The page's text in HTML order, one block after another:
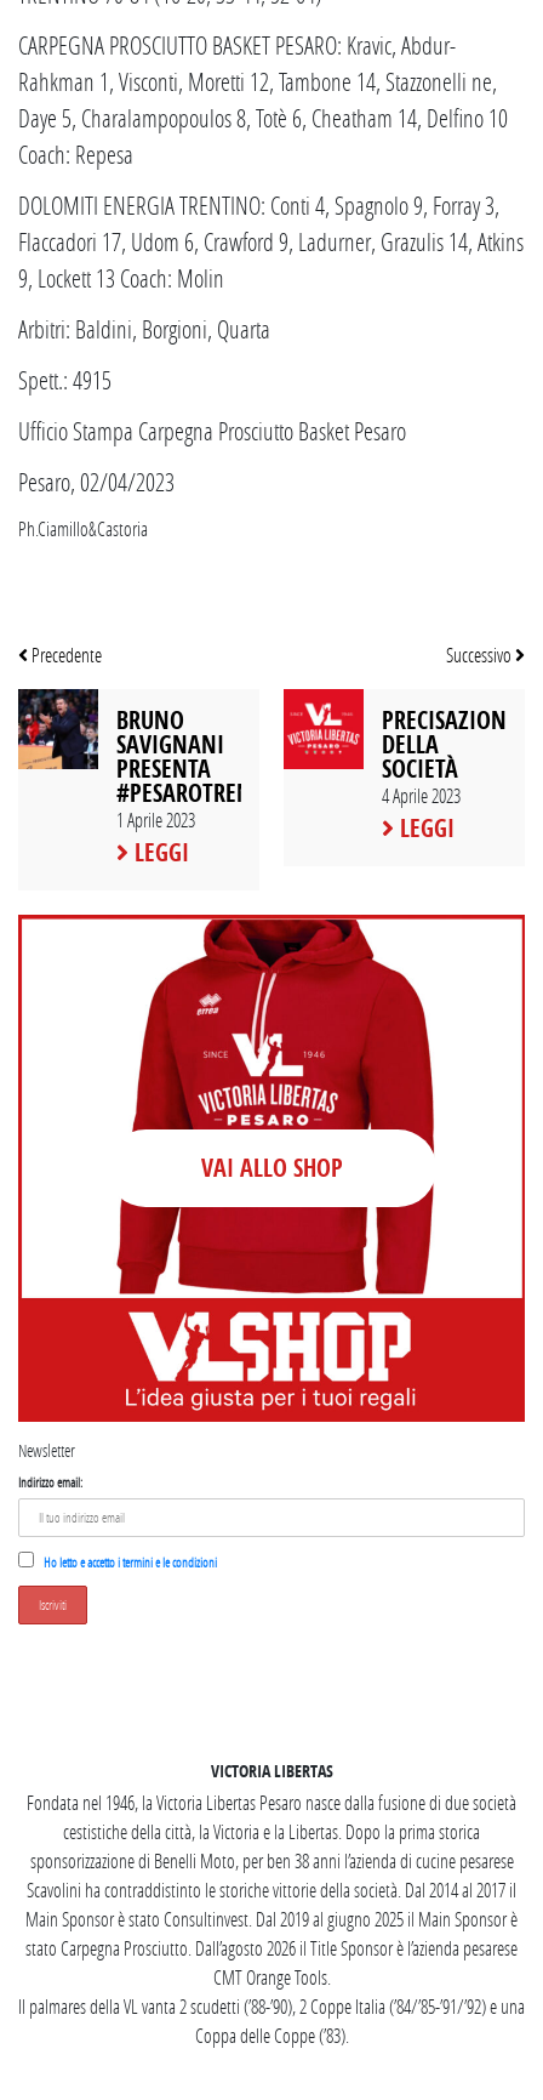
CARPEGNA PROSCIUTTO BASKET PESARO: Kravic, Abdur-
Rahkman 1, Visconti, Moretti 12, Tambone 14, Stazzonelli ne,
Daye 5, Charalampopoulos 8, Totè 6, Cheatham 14, Delfino 10
Coach: Repesa
DOLOMITI ENERGIA TRENTINO: Conti 4, Spagnolo 9, Forray 3,
Flaccadori 17, Udom 6, Crawford 9, Ladurner, Grazulis 14, Atkins
9, Lockett 13 Coach: Molin
Arbitri: Baldini, Borgioni, Quarta
Spett.: 4915
Ufficio Stampa Carpegna Prosciutto Basket Pesaro
Pesaro, 02/04/2023
Ph.Ciamillo&Castoria
Precedente
BRUNO
SAVIGNANI
PRESENTA
#PESAROTRENTO
1 Aprile 2023
LEGGI
Successivo
PRECISAZIONE
DELLA
SOCIETÀ
4 Aprile 2023
LEGGI
VAI ALLO SHOP
Newsletter
Indirizzo email:
Ho letto e accetto i termini e le condizioni
VICTORIA LIBERTAS
Fondata nel 1946, la Victoria Libertas Pesaro nasce dalla fusione di due società
cestistiche della città, la Victoria e la Libertas. Dopo la prima storica
sponsorizzazione di Benelli Moto, per ben 38 anni l’azienda di cucine pesarese
Scavolini ha contraddistinto le storiche vittorie della società. Dal 2014 al 2017 il
Main Sponsor è stato Consultinvest. Dal 2019 al giugno 2025 il Main Sponsor è
stato Carpegna Prosciutto. Dall’agosto 2026 il Title Sponsor è l’azienda pesarese
CMT Orange Tools.
Il palmares della VL vanta 2 scudetti (’88-’90), 2 Coppe Italia (’84/’85-’91/’92) e una
Coppa delle Coppe (’83).